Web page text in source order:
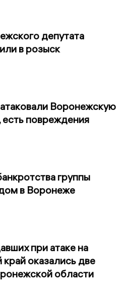
депутата
в розыск
Воронежскую
повреждения
группы
в Воронеже
при атаке на
оказались две
области